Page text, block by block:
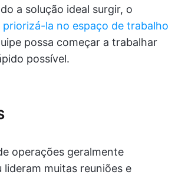
a solução ideal surgir, o
priorizá-la no espaço de trabalho
possa começar a trabalhar
possível.
operações geralmente
muitas reuniões e